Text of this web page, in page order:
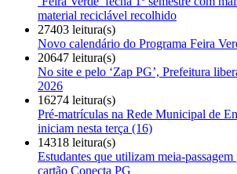
material reciclável recolhido
27403 leitura(s)
Novo calendário do Programa Feira
20647 leitura(s)
No site e pelo ‘Zap PG’, Prefeitura
2026
16274 leitura(s)
Pré-matrículas na Rede Municipal de
iniciam nesta terça (16)
14318 leitura(s)
Estudantes que utilizam meia-
cartão Conecta PG